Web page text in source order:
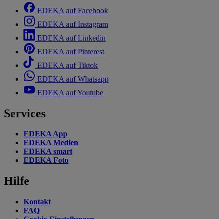
EDEKA auf Facebook
EDEKA auf Instagram
EDEKA auf Linkedin
EDEKA auf Pinterest
EDEKA auf Tiktok
EDEKA auf Whatsapp
EDEKA auf Youtube
Services
EDEKA App
EDEKA Medien
EDEKA smart
EDEKA Foto
Hilfe
Kontakt
FAQ